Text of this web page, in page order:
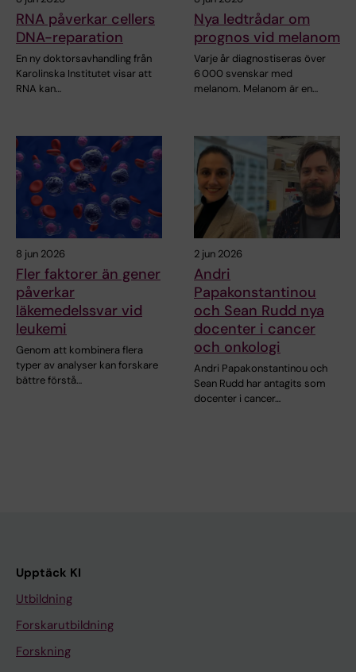
RNA påverkar cellers
DNA-reparation
En ny doktorsavhandling från
Karolinska Institutet visar att
RNA kan…
Nya ledtrådar om
prognos vid melanom
Varje år diagnostiseras över
6 000 svenskar med
melanom. Melanom är en…
8 jun 2026
Fler faktorer än gener
påverkar
läkemedelssvar vid
leukemi
Genom att kombinera flera
typer av analyser kan forskare
bättre förstå…
2 jun 2026
Andri
Papakonstantinou
och Sean Rudd nya
docenter i cancer
och onkologi
Andri Papakonstantinou och
Sean Rudd har antagits som
docenter i cancer…
Upptäck KI
Utbildning
Forskarutbildning
Forskning